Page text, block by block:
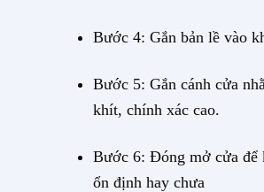
Bước 4: Gắn bản lề vào
Bước 5: Gắn cánh cửa
khít, chính xác cao.
Bước 6: Đóng mở cửa để
ổn định hay chưa